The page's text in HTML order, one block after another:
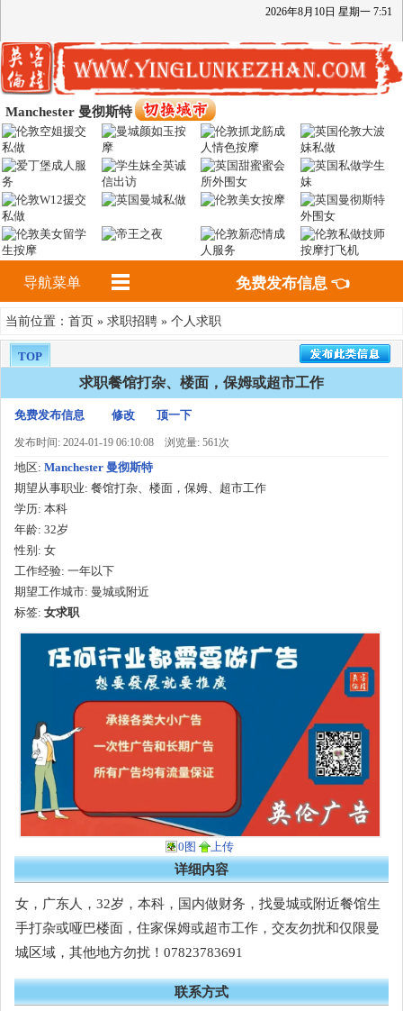
2026年8月 10日 星期一 7:51
Manchester 曼彻斯特
导航菜单 免费发布信息 👈
当前位置： 首页 » 求职招聘 » 个人求职
TOP
求职餐馆打杂、楼面，保姆或超市工作
免费发布信息 修改 顶一下
发布时间: 2024-01-19 06:10:08 浏览量: 561次
地区: Manchester 曼彻斯特
期望从事职业: 餐馆打杂、楼面，保姆、超市工作
学历: 本科
年龄: 32岁
性别: 女
工作经验: 一年以下
期望工作城市: 曼城或附近
标签: 女求职
0图 上传
详细内容
女，广东人，32岁，本科，国内做财务，找曼城或附近餐馆生
手打杂或哑巴楼面，住家保姆或超市工作，交友勿扰和仅限曼
城区域，其他地方勿扰！07823783691
联系方式